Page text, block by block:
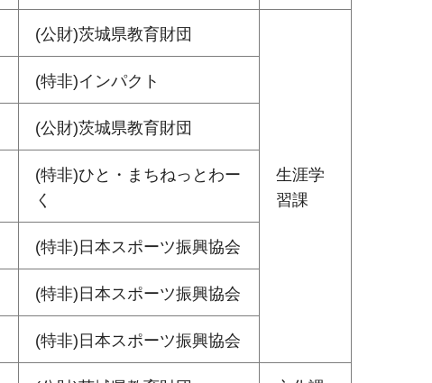
(公財)茨城県教育財団
生涯学
習課
(特非)インパクト
(公財)茨城県教育財団
(特非)ひと・まちねっとわー
く
(特非)日本スポーツ振興協会
(特非)日本スポーツ振興協会
(特非)日本スポーツ振興協会